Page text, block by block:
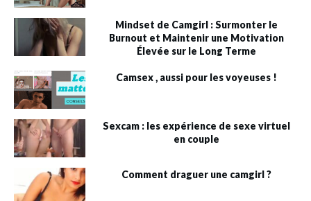
Mindset de Camgirl : Surmonter le
Burnout et Maintenir une Motivation
Élevée sur le Long Terme
Camsex , aussi pour les voyeuses !
Sexcam : les expérience de sexe virtuel
en couple
Comment draguer une camgirl ?